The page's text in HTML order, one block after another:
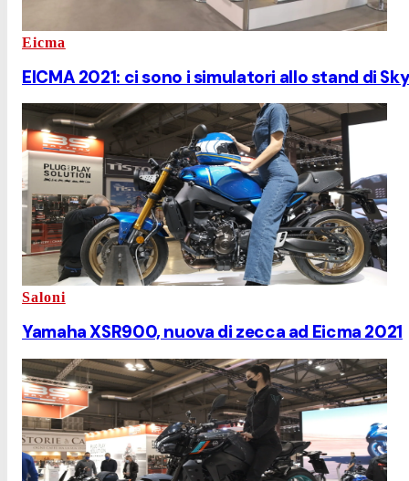
Eicma
EICMA 2021: ci sono i simulatori allo stand di
Saloni
Yamaha XSR900, nuova di zecca ad Eicma 2021